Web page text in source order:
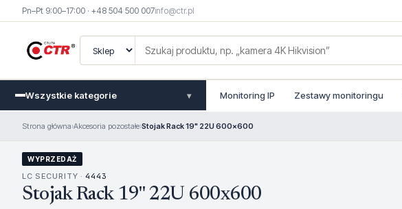
Pn–Pt 9:00–17:00 · +48 504 500 007info@ctr.pl
Wszystkie kategorie ▾ Monitoring IP Zestawy monitoringu
Strona główna›Akcesoria pozostałe›Stojak Rack 19" 22U 600x600
WYPRZEDAŻ
LC SECURITY · 4443
Stojak Rack 19" 22U 600x600